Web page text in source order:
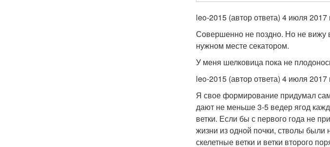
leo-2015 (автор ответа) 4 июля 2017
Совершенно не поздно. Но не вижу
нужном месте секатором.
У меня шелковица пока не
leo-2015 (автор ответа) 4 июля 2017
Я свое формирование придумал
дают не меньше 3-5 ведер ягод
ветки. Если бы с первого года не
жизни из одной почки, стволы
скелетные ветки и ветки второго